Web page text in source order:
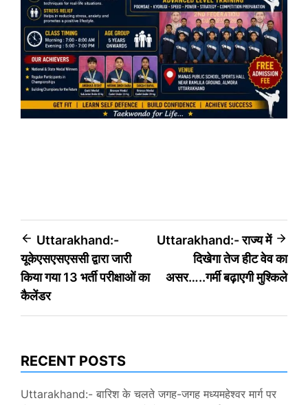
Post
navigation
Uttarakhand:-
यूकेएसएसएससी द्वारा जारी
किया गया 13 भर्ती परीक्षाओं का
कैलेंडर
Uttarakhand:- राज्य में
दिखेगा तेज हीट वेव का
असर…..गर्मी बढ़ाएगी मुश्किले
RECENT POSTS
Uttarakhand:- बारिश के चलते जगह-जगह मध्यमहेश्वर मार्ग पर